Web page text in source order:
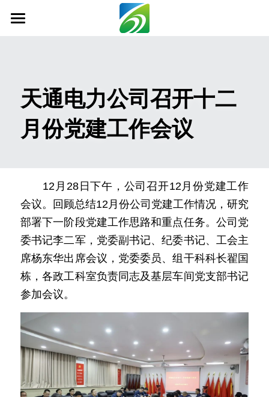
新闻资讯
信息公开
业务范围
科技创新
联系我们
搜索
天通电力公司召开十二
月份党建工作会议
12月28日下午，公司召开12月份党建工作
会议。回顾总结12月份公司党建工作情况，研究
部署下一阶段党建工作思路和重点任务。公司党
委书记李二军，党委副书记、纪委书记、工会主
席杨东华出席会议，党委委员、组干科科长翟国
栋，各政工科室负责同志及基层车间党支部书记
参加会议。